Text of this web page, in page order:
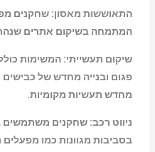
התאוששות מאסון: שחקנים
המתמחה בשיקום אתרים
שיקום תעשייתי: המשימות
פגום ובנייה מחדש של כבישים
מחדש תעשיות מקומיות.
ניווט רכב: שחקנים משתמשים
בסביבות מגוונות כמו